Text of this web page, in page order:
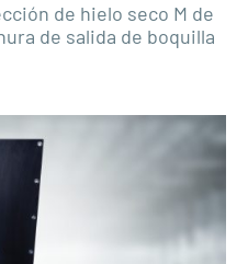
de hielo seco M de
de salida de boquilla